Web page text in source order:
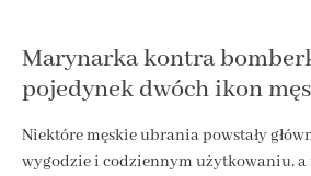
Marynarka kontra
pojedynek dwóch ikon
Niektóre męskie ubrania powstały
wygodzie i codziennym użytkowaniu,